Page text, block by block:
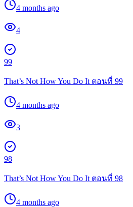
4 months ago
4
99
That’s Not How You Do It ตอนที่ 99
4 months ago
3
98
That’s Not How You Do It ตอนที่ 98
4 months ago